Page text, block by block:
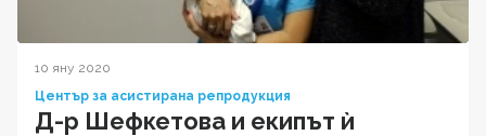
10 яну 2020
Център за асистирана репродукция
Д-р Шефкетова и екипът ѝ